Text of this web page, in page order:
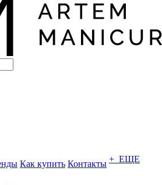
Как купить Контакты + ЕЩЕ